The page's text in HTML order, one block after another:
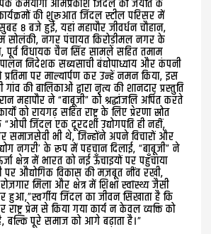
कर्मयोगी ओमप्रकाश जिंदल की जयंति के
की शुरूआत जिंदल स्टील परिसर में
8 बजे हुई, यहां महापौर जीवर्धन चौहान,
नगर पंचायत किरोड़ीमल नगर के
पूर्व विधायक चैन सिंह सामले सहित तमाम
निदेशक सब्यसाची बंद्योपाध्याय और कंपनी
प्रतिमा पर माल्यार्पण कर उन्हें नमन किया, इस
की बालिकाओं द्वारा नृत्य की शानदार प्रस्तुति
महापौर ने “बाबूजी” को श्रद्धांजलि अर्पित करते
को रायगढ़ सहित राष्ट्र के लिए प्रेरणा स्रोत
“ओपी जिंदल एक दूरदर्शी उद्योगपति ही नहीं,
समाजसेवी भी थे, जिन्होंने अपने विचारों और
नगरी’ के रूप में पहचान दिलाई, “बाबूजी” ने
क्षेत्र में भारत को नई ऊँचाइयों पर पहुँचाया
पर औद्योगिक विकास की मज़बूत नींव रखी,
मिला और क्षेत्र में शिक्षा स्वास्थ्य जैसी
हुआ,”स्वर्गीय जिंदल का जीवन सिखाता है कि
प्रेम से किया गया कार्य न केवल व्यक्ति को
बल्कि पूरे समाज को आगे बढ़ाता है।”